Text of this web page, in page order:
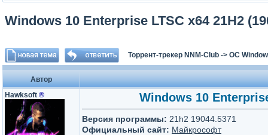
Windows 10 Enterprise LTSC x64 21H2
Торрент-трекер NNM-Club -> ОС
Автор
Hawksoft ® Windows 10
Версия программы: 21h2 19044.5371
Официальный сайт: Майкрософт